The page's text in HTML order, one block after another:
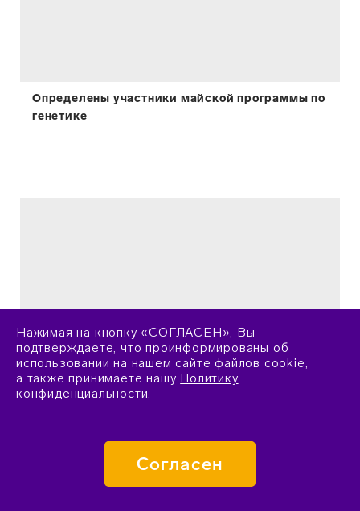
​Определены участники майской программы по
генетике
Опубликован список участников очного тура на
майскую программу по генетике
Нажимая на кнопку «СОГЛАСЕН», Вы
подтверждаете, что проинформированы об
использовании на нашем сайте файлов cookie,
а также принимаете нашу Политику
конфиденциальности.
Согласен